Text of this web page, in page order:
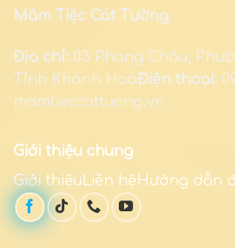
Mâm Tiệc Cát Tường
Địa chỉ: 03 Phong Châu,
Tỉnh Khánh HoàĐiện thoại:
mamtieccattuong.vn
Giới thiệu chung
Giới thiệuLiên hệHướng dẫn